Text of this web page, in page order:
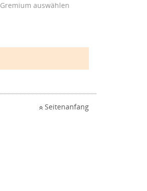
Gremium auswählen
Seitenanfang